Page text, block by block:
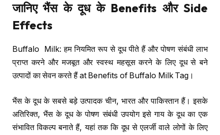
जानिए भैंस के दूध के Benefits और Side
Effects
Buffalo Milk: हम नियमित रूप से दूध पीते हैं और पोषण संबंधी लाभ
प्राप्त करने और मजबूत और स्वस्थ महसूस करने के लिए दूध से बने
उत्पादों का सेवन करते हैं at Benefits of Buffalo Milk Tag।
भैंस के दूध के सबसे बड़े उत्पादक चीन, भारत और पाकिस्तान हैं। इसके
अतिरिक्त, भैंस के दूध के पोषण संबंधी उपयोग इसे गाय के दूध का एक
संभावित विकल्प बनाते हैं, यहां तक कि दूध से एलर्जी वाले लोगों के लिए